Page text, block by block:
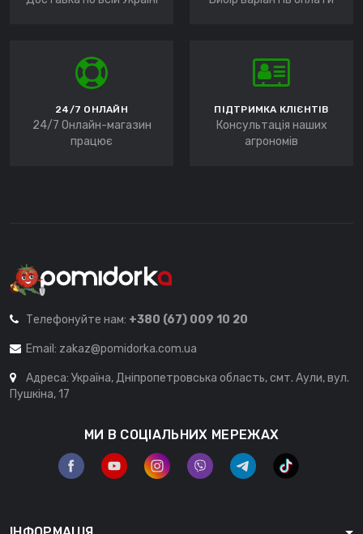
24/7 ОНЛАЙН
24/7 Онлайн-магазин
працює
ПІДТРИМКА КЛІЄНТІВ
Консультація наших
агрономів
Телефонуйте нам: +380 (67) 009 10 20
Email: zakaz@pomidorka.com.ua
Адреса: Україна, Дніпропетровська область, смт. Аули, вул.
Пушкіна, 17
МИ В СОЦІАЛЬНИХ МЕРЕЖАХ